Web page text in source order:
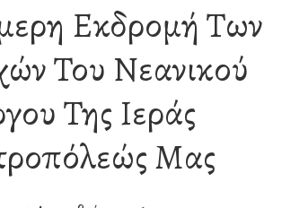
Εκδρομή Των
Του Νεανικού
Της Ιεράς
Μας